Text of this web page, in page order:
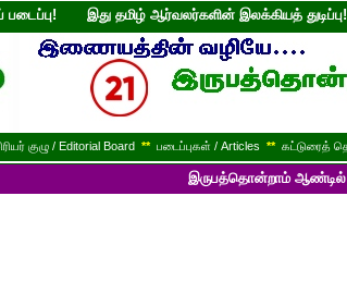
படைப்பு! இது தமிழ் ஆர்வலர்களின் இலக்கியத்
குழு / Editorial Board ** படைப்புகள் / Articles ** கட்டுரைத்
இருபத்தொன்றாம் ஆண்டில்